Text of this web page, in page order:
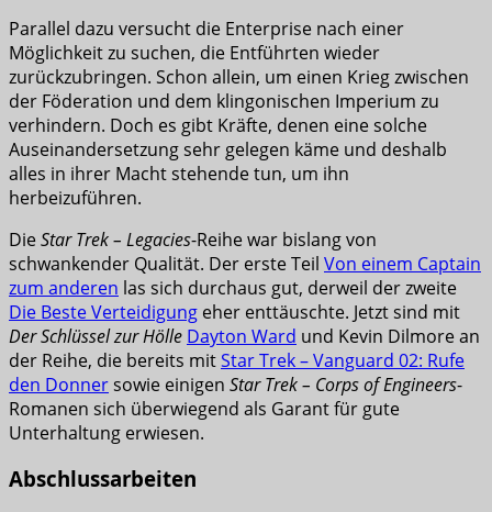
Parallel dazu versucht die Enterprise nach einer
Möglichkeit zu suchen, die Entführten wieder
zurückzubringen. Schon allein, um einen Krieg zwischen
der Föderation und dem klingonischen Imperium zu
verhindern. Doch es gibt Kräfte, denen eine solche
Auseinandersetzung sehr gelegen käme und deshalb
alles in ihrer Macht stehende tun, um ihn
herbeizuführen.
DieStar Trek – Legacies-Reihe war bislang von
schwankender Qualität. Der erste Teil Von einem Captain
zum anderen las sich durchaus gut, derweil der zweite
Die Beste Verteidigung eher enttäuschte. Jetzt sind mit
Der Schlüssel zur Hölle Dayton Ward und Kevin Dilmore an
der Reihe, die bereits mitStar Trek – Vanguard 02: Rufe
den Donnersowie einigen Star Trek – Corps of Engineers-
Romanen sich überwiegend als Garant für gute
Unterhaltung erwiesen.
Abschlussarbeiten